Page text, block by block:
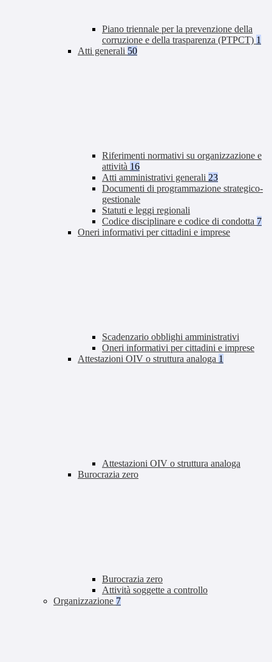
Piano triennale per la prevenzione della
corruzione e della trasparenza (PTPCT) 1
Atti generali 50
Riferimenti normativi su organizzazione e
attività 16
Atti amministrativi generali 23
Documenti di programmazione strategico-
gestionale
Statuti e leggi regionali
Codice disciplinare e codice di condotta 7
Oneri informativi per cittadini e imprese
Scadenzario obblighi amministrativi
Oneri informativi per cittadini e imprese
Attestazioni OIV o struttura analoga 1
Attestazioni OIV o struttura analoga
Burocrazia zero
Burocrazia zero
Attività soggette a controllo
Organizzazione 7